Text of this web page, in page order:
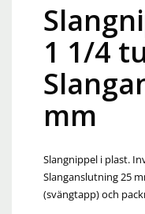
1 1/4
mm
Slangnippel i plast.
Slanganslutning 25
(svängtapp) och